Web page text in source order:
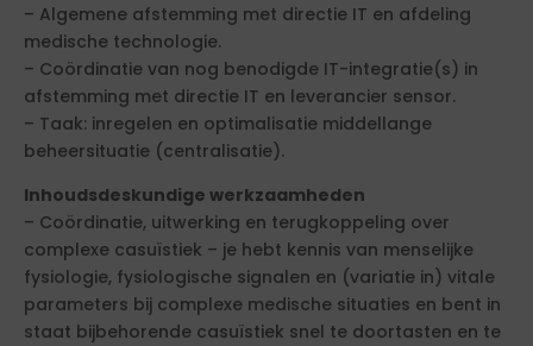
– Algemene afstemming met directie IT en afdeling
medische technologie.
– Coördinatie van nog benodigde IT-integratie(s) in
afstemming met directie IT en leverancier sensor.
– Taak: inregelen en optimalisatie middellange
beheersituatie (centralisatie).
Inhoudsdeskundige werkzaamheden
– Coördinatie, uitwerking en terugkoppeling over
complexe casuïstiek – je hebt kennis van menselijke
fysiologie, fysiologische signalen en (variatie in) vitale
parameters bij complexe medische situaties en bent in
staat bijbehorende casuïstiek snel te doortasten en te